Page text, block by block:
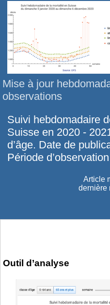
Mise à jour
observations
Suivi hebdomadaire
Suisse en 2020 -
d’âge. Date de
Période
Article
dernière
Outil d’analyse